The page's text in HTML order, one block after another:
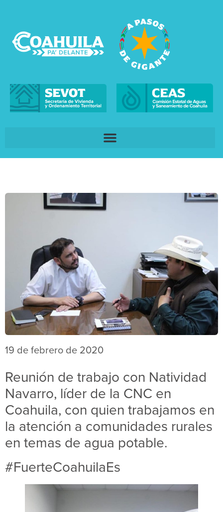
19 de febrero de 2020
Reunión de trabajo con Natividad
Navarro, líder de la CNC en
Coahuila, con quien trabajamos en
la atención a comunidades rurales
en temas de agua potable.
#FuerteCoahuilaEs